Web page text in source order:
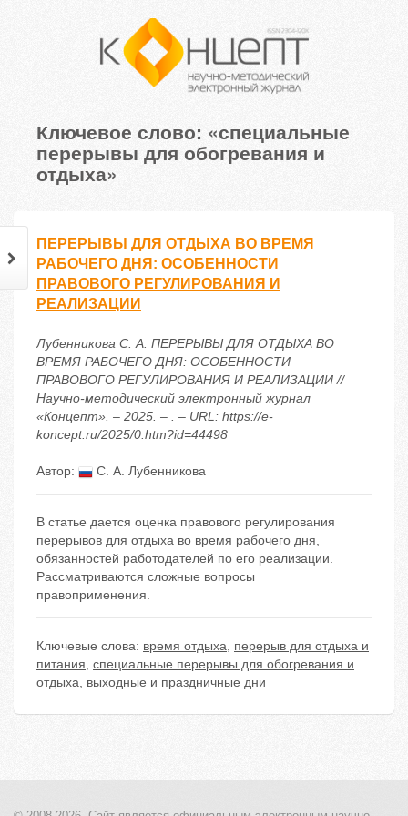
Ключевое слово: «специальные
перерывы для обогревания и
отдыха»
ПЕРЕРЫВЫ ДЛЯ ОТДЫХА ВО ВРЕМЯ
РАБОЧЕГО ДНЯ: ОСОБЕННОСТИ
ПРАВОВОГО РЕГУЛИРОВАНИЯ И
РЕАЛИЗАЦИИ
Лубенникова С. А. ПЕРЕРЫВЫ ДЛЯ ОТДЫХА ВО
ВРЕМЯ РАБОЧЕГО ДНЯ: ОСОБЕННОСТИ
ПРАВОВОГО РЕГУЛИРОВАНИЯ И РЕАЛИЗАЦИИ //
Научно-методический электронный журнал
«Концепт». – 2025. – . – URL: https://e-
koncept.ru/2025/0.htm?id=44498
Автор: С. А. Лубенникова
В статье дается оценка правового регулирования
перерывов для отдыха во время рабочего дня,
обязанностей работодателей по его реализации.
Рассматриваются сложные вопросы
правоприменения.
Ключевые слова: время отдыха, перерыв для отдыха и
питания, специальные перерывы для обогревания и
отдыха, выходные и праздничные дни